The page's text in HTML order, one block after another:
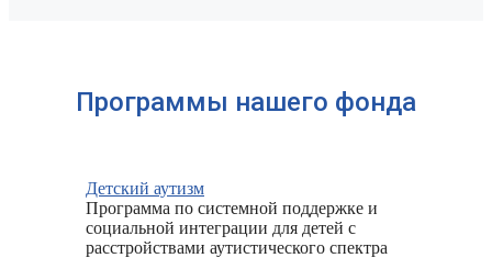
Программы нашего фонда
Детский аутизм
Программа по системной поддержке и
социальной интеграции для детей с
расстройствами аутистического спектра